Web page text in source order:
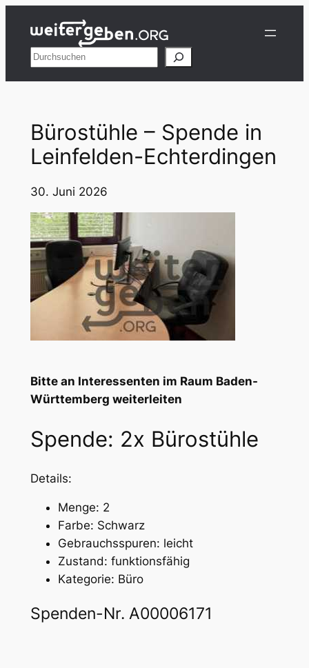
Inhalt
springenSuchen
Bürostühle – Spende in
Leinfelden-Echterdingen
30. Juni 2026
Bitte an Interessenten im Raum Baden-
Württemberg weiterleiten
Spende: 2x Bürostühle
Details:
Menge: 2
Farbe: Schwarz
Gebrauchsspuren: leicht
Zustand: funktionsfähig
Kategorie: Büro
Spenden-Nr. A00006171